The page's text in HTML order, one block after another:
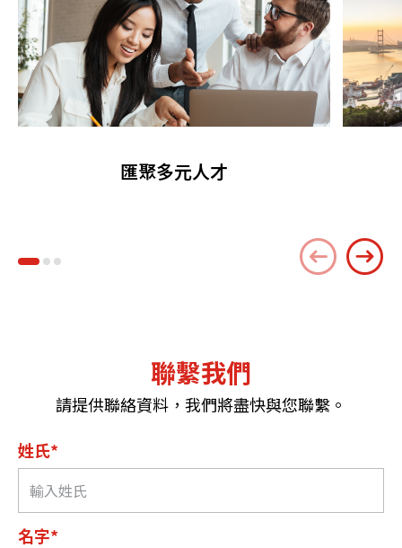
匯聚多元人才
聯繫我們
請提供聯絡資料，我們將盡快與您聯繫。
姓氏*
名字*